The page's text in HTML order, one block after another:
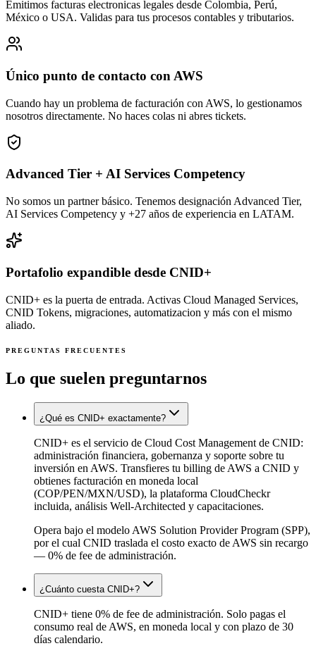
Emitimos facturas electronicas legales desde Colombia, Perú,
México o USA. Validas para tus procesos contables y tributarios.
Único punto de contacto con AWS
Cuando hay un problema de facturación con AWS, lo gestionamos
nosotros directamente. No haces colas ni abres tickets.
Advanced Tier + AI Services Competency
No somos un partner básico. Tenemos designación Advanced Tier,
AI Services Competency y +27 años de experiencia en LATAM.
Portafolio expandible desde CNID+
CNID+ es la puerta de entrada. Activas Cloud Managed Services,
CNID Tokens, migraciones, automatizacion y más con el mismo
aliado.
PREGUNTAS FRECUENTES
Lo que suelen preguntarnos
¿Qué es CNID+ exactamente?
CNID+ es el servicio de Cloud Cost Management de CNID:
administración financiera, gobernanza y soporte sobre tu
inversión en AWS. Transfieres tu billing de AWS a CNID y
obtienes facturación en moneda local
(COP/PEN/MXN/USD), la plataforma CloudCheckr
incluida, análisis Well-Architected y capacitaciones.
Opera bajo el modelo AWS Solution Provider Program (SPP),
por el cual CNID traslada el costo exacto de AWS sin recargo
— 0% de fee de administración.
¿Cuánto cuesta CNID+?
CNID+ tiene 0% de fee de administración. Solo pagas el
consumo real de AWS, en moneda local y con plazo de 30
días calendario.